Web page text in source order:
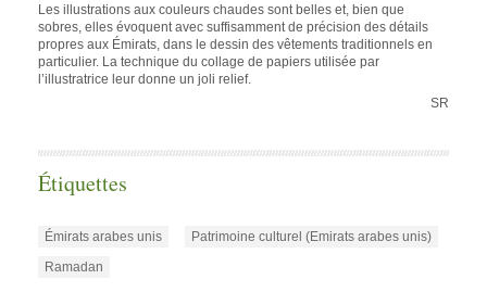
Les illustrations aux couleurs chaudes sont belles et, bien que
sobres, elles évoquent avec suffisamment de précision des détails
propres aux Émirats, dans le dessin des vêtements traditionnels en
particulier. La technique du collage de papiers utilisée par
l’illustratrice leur donne un joli relief.
SR
Étiquettes
Émirats arabes unis
Patrimoine culturel (Emirats arabes unis)
Ramadan